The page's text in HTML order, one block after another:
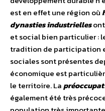
est en effet une région où
dynasties industrielles
et social bien particulier :
tradition de participation
sociales sont présentes
économique est
le territoire. La
également été très